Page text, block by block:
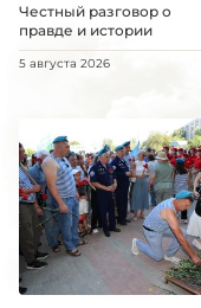
Честный разговор о
правде и истории
5 августа 2026